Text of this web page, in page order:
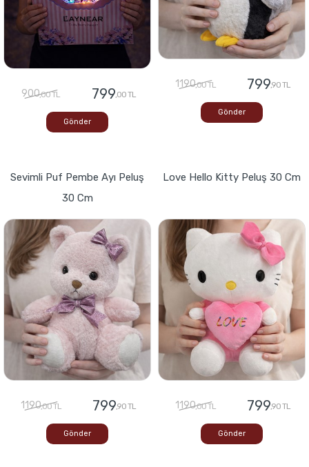
900,00 TL 799,00 TL
Gönder
1190,00 TL 799,90 TL
Gönder
Sevimli Puf Pembe Ayı Peluş
30 Cm
1190,00 TL 799,90 TL
Gönder
Love Hello Kitty Peluş 30 Cm
1190,00 TL 799,90 TL
Gönder